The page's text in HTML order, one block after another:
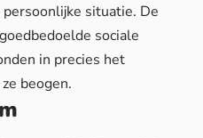
situatie. De
sociale
in precies het
beogen.